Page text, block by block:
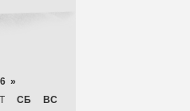
»
СБ
ВС